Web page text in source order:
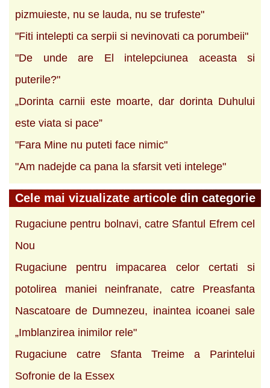
pizmuieste, nu se lauda, nu se trufeste"
"Fiti intelepti ca serpii si nevinovati ca porumbeii"
"De unde are El intelepciunea aceasta si
puterile?"
„Dorinta carnii este moarte, dar dorinta Duhului
este viata si pace”
"Fara Mine nu puteti face nimic"
"Am nadejde ca pana la sfarsit veti intelege"
Cele mai vizualizate articole din categorie
Rugaciune pentru bolnavi, catre Sfantul Efrem cel
Nou
Rugaciune pentru impacarea celor certati si
potolirea maniei neinfranate, catre Preasfanta
Nascatoare de Dumnezeu, inaintea icoanei sale
„Imblanzirea inimilor rele"
Rugaciune catre Sfanta Treime a Parintelui
Sofronie de la Essex